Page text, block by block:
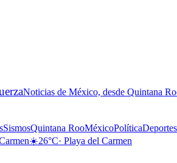
Noticias de México, desde Quintana
SismosQuintana RooMéxicoPolíticaDeportes
☀️26°C· Playa del Carmen